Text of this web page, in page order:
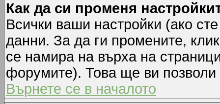
Как да си променя
Всички ваши настройки (ако
данни. За да ги промените,
се намира на върха на
форумите). Това ще ви позволи
Върнете се в началото